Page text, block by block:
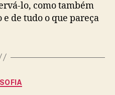
lo, como também
de tudo o que pareça
Categorias